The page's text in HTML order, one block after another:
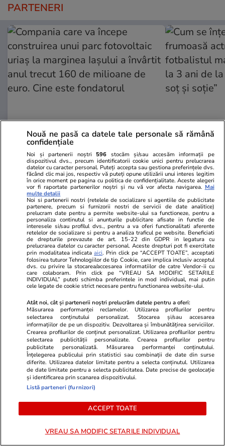
PARTENERI
ZiaruldeIasi.ro
Compania care va începe
construirea unui parc fotovoltaic
uriaș la marginea Iașului a învârtit
anul trecut 160 de milioane de
euro. Cine este fondatorul
Fanatik.ro
Cum se
actriță din
marocan
de la divorț:
soție”
ULTIMELE ȘTIRI
Știri Externe 25 iul.
Rusia va aduce încă 30.000 de soldaţi nord-
Volodimir Zelenski
Știri Externe 25 iul.
Un avion de mici dimensiuni s-a prăbușit peste
o casă, în Germania, și doi bărbați au murit
Un angajat a fost concediat în 47 de secunde
de șeful lui, în prima zi de muncă, după ce a
Nouă ne pasă ca datele tale personale să rămână
confidențiale
Noi și partenerii noștri 596 stocăm și/sau accesăm informații pe
dispozitivul dvs., precum identificatorii cookie unici pentru prelucrarea
datelor cu caracter personal. Puteți accepta sau gestiona preferințele dvs.
făcând clic mai jos, respectiv vă puteți opune utilizării unui interes legitim
în orice moment pe pagina cu politica de confidențialitate. Aceste alegeri
vor fi raportate partenerilor noștri și nu vă vor afecta navigarea. Mai
multe detalii
Noi si partenerii nostri (retelele de socializare si agentiile de publicitate
partenere, precum si furnizorii nostri de servicii de date analitice)
prelucram date pentru a permite website-ului sa functioneze, pentru a
personaliza continutul si anunturile publicitare afisate in functie de
interesele si/sau profilul dvs., pentru a va oferi functionalitati aferente
retelelor de socializare si pentru a analiza traficul pe website. Beneficiati
de drepturile prevazute de art. 15-22 din GDPR in legatura cu
prelucrarea datelor cu caracter personal. Aceste drepturi pot fi exercitate
prin modalitatea indicataaici. Prin click pe “ACCEPT TOATE”, acceptati
folosirea tuturor Tehnologiilor de tip Cookie, care implica inclusiv acceptul
dvs. cu privire la stocarea/accesarea informatiilor de catre Vendor-ii cu
care colaboram. Prin click pe “VREAU SA MODIFIC SETARILE
INDIVIDUAL” puteti schimba preferintele in mod individual, mai putin
cele legate de cookie strict necesare pentru functionarea website-ului.
Atât noi, cât și partenerii noștri prelucrăm datele pentru a oferi:
Măsurarea performanței reclamelor. Utilizarea profilurilor pentru
selectarea conținutului personalizat. Stocarea și/sau accesarea
informațiilor de pe un dispozitiv. Dezvoltarea și îmbunătățirea serviciilor.
Crearea profilurilor de conținut personalizat. Utilizarea profilurilor pentru
selectarea publicității personalizate. Crearea profilurilor pentru
publicitate personalizată. Măsurarea performanței conținutului.
Înțelegerea publicului prin statistici sau combinații de date din surse
diferite. Utilizarea datelor limitate pentru a selecta conținutul. Utilizarea
de date limitate pentru a selecta publicitatea. Date precise de geolocație
și identificarea prin scanarea dispozitivului.
Listă parteneri (furnizori)
ACCEPT TOATE
VREAU SA MODIFIC SETARILE INDIVIDUAL